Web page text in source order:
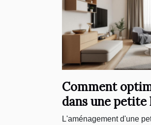
Comment
dans une
moderne ?
L'aménagement d'une